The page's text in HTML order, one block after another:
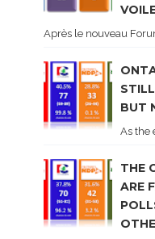
Après le nouveau
BUT
As the
THE
ARE